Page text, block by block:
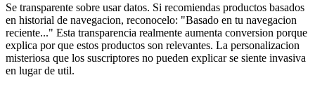
Se transparente sobre usar datos. Si recomiendas productos basados
en historial de navegacion, reconocelo: "Basado en tu navegacion
reciente..." Esta transparencia realmente aumenta conversion porque
explica por que estos productos son relevantes. La personalizacion
misteriosa que los suscriptores no pueden explicar se siente invasiva
en lugar de util.